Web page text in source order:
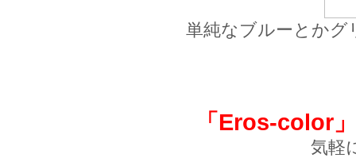
単純なブルーとかグ
「Eros-color」
気軽